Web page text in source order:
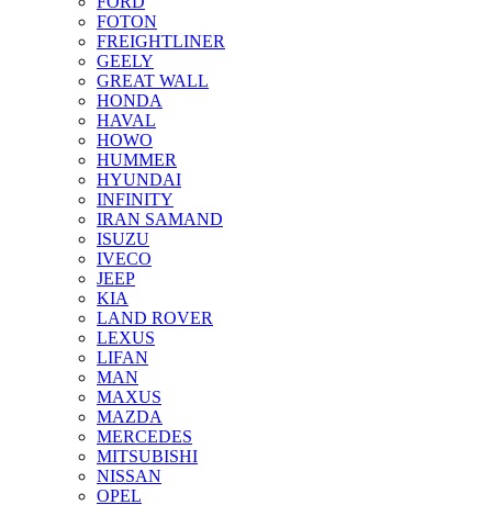
FOTON
FREIGHTLINER
GEELY
GREAT WALL
HONDA
HAVAL
HOWO
HUMMER
HYUNDAI
INFINITY
IRAN SAMAND
ISUZU
IVECO
JEEP
KIA
LAND ROVER
LEXUS
LIFAN
MAN
MAXUS
MAZDA
MERCEDES
MITSUBISHI
NISSAN
OPEL